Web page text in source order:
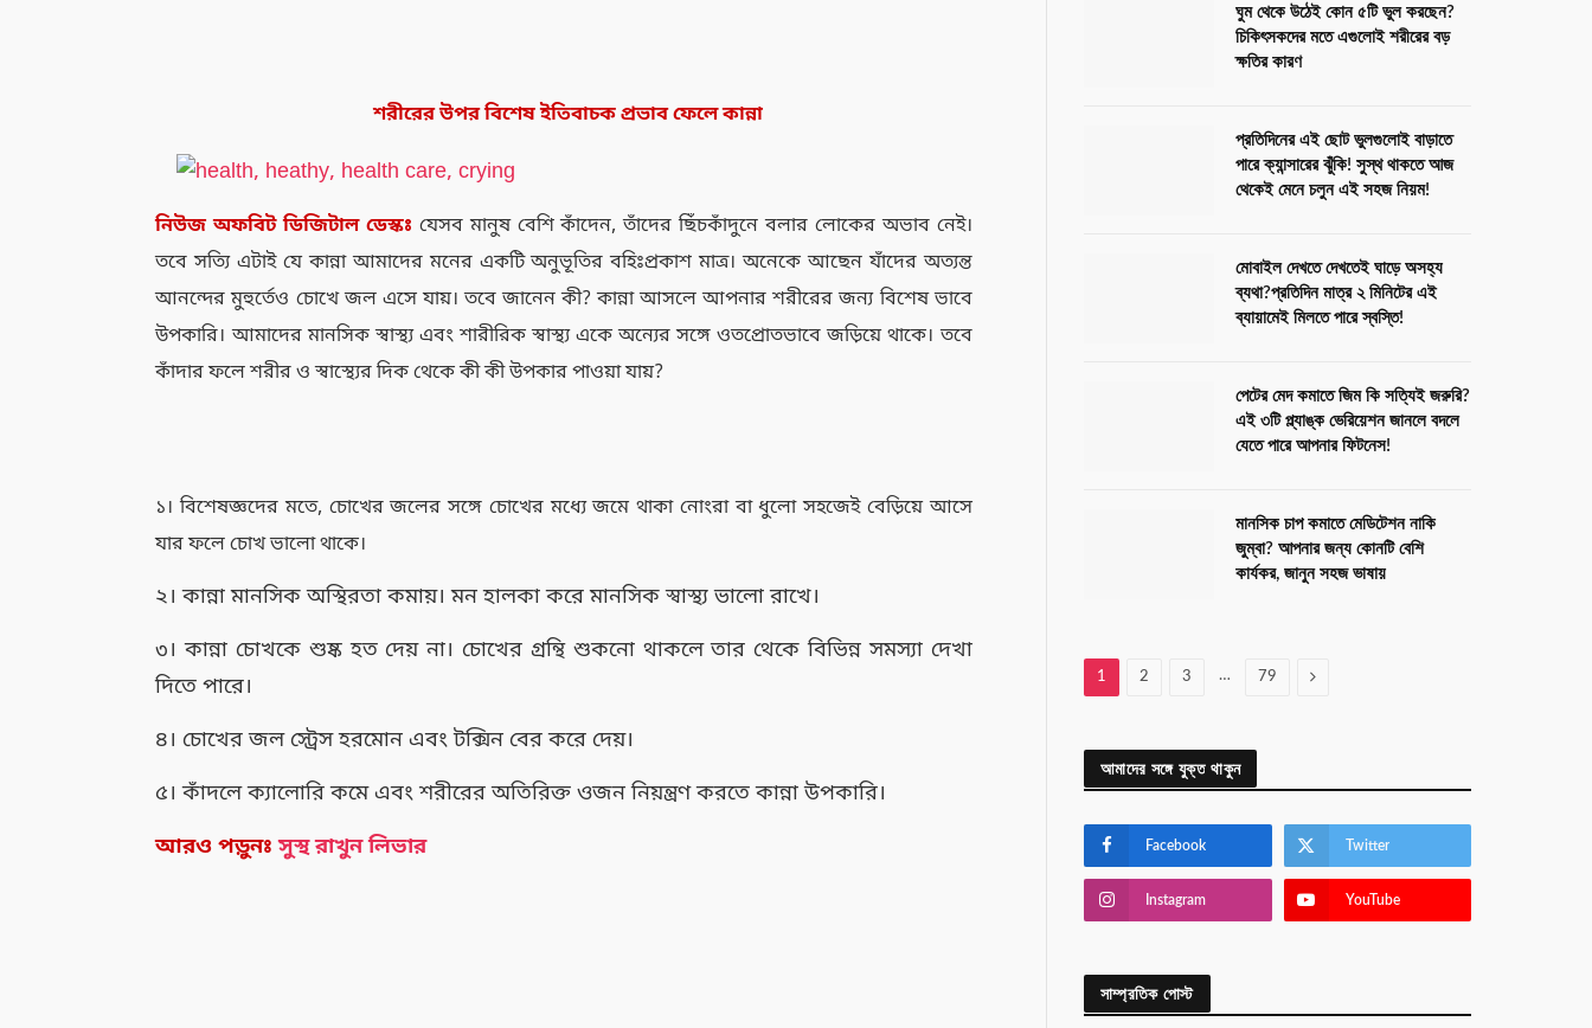
শরীরের উপর বিশেষ ইতিবাচক প্রভাব ফেলে কান্না
নিউজ অফবিট ডিজিটাল ডেস্কঃ যেসব মানুষ বেশি কাঁদেন, তাঁদের ছিঁচকাঁদুনে বলার লোকের অভাব নেই।
তবে সত্যি এটাই যে কান্না আমাদের মনের একটি অনুভূতির বহিঃপ্রকাশ মাত্র। অনেকে আছেন যাঁদের অত্যন্ত
আনন্দের মুহুর্তেও চোখে জল এসে যায়। তবে জানেন কী? কান্না আসলে আপনার শরীরের জন্য বিশেষ ভাবে
উপকারি। আমাদের মানসিক স্বাস্থ্য এবং শারীরিক স্বাস্থ্য একে অন্যের সঙ্গে ওতপ্রোতভাবে জড়িয়ে থাকে। তবে
কাঁদার ফলে শরীর ও স্বাস্থ্যের দিক থেকে কী কী উপকার পাওয়া যায়?
১। বিশেষজ্ঞদের মতে, চোখের জলের সঙ্গে চোখের মধ্যে জমে থাকা নোংরা বা ধুলো সহজেই বেড়িয়ে আসে
যার ফলে চোখ ভালো থাকে।
২। কান্না মানসিক অস্থিরতা কমায়। মন হালকা করে মানসিক স্বাস্থ্য ভালো রাখে।
৩। কান্না চোখকে শুষ্ক হত দেয় না। চোখের গ্রন্থি শুকনো থাকলে তার থেকে বিভিন্ন সমস্যা দেখা
দিতে পারে।
৪। চোখের জল স্ট্রেস হরমোন এবং টক্সিন বের করে দেয়।
৫। কাঁদলে ক্যালোরি কমে এবং শরীরের অতিরিক্ত ওজন নিয়ন্ত্রণ করতে কান্না উপকারি।
আরও পড়ুনঃ সুস্থ রাখুন লিভার
ঘুম থেকে উঠেই কোন ৫টি ভুল করছেন?
চিকিৎসকদের মতে এগুলোই শরীরের বড়
ক্ষতির কারণ
প্রতিদিনের এই ছোট ভুলগুলোই বাড়াতে
পারে ক্যান্সারের ঝুঁকি! সুস্থ থাকতে আজ
থেকেই মেনে চলুন এই সহজ নিয়ম!
মোবাইল দেখতে দেখতেই ঘাড়ে অসহ্য
ব্যথা?প্রতিদিন মাত্র ২ মিনিটের এই
ব্যায়ামেই মিলতে পারে স্বস্তি!
পেটের মেদ কমাতে জিম কি সত্যিই জরুরি?
এই ৩টি প্ল্যাঙ্ক ভেরিয়েশন জানলে বদলে
যেতে পারে আপনার ফিটনেস!
মানসিক চাপ কমাতে মেডিটেশন নাকি
জুম্বা? আপনার জন্য কোনটি বেশি
কার্যকর, জানুন সহজ ভাষায়
1 2 3 … 79 Next
আমাদের সঙ্গে যুক্ত থাকুন
Facebook Twitter
Instagram YouTube
সাম্প্রতিক পোস্ট